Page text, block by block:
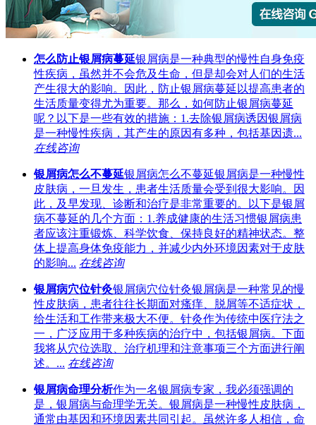
怎么防止银屑病蔓延银屑病是一种典型的慢性自身免疫
性疾病，虽然并不会危及生命，但是却会对人们的生活
产生很大的影响。因此，防止银屑病蔓延以提高患者的
生活质量变得尤为重要。那么，如何防止银屑病蔓延
呢？以下是一些有效的措施：1.去除银屑病诱因银屑病
是一种慢性疾病，其产生的原因有多种，包括基因遗...
在线咨询
银屑病怎么不蔓延银屑病怎么不蔓延银屑病是一种慢性
皮肤病，一旦发生，患者生活质量会受到很大影响。因
此，及早发现、诊断和治疗是非常重要的。以下是银屑
病不蔓延的几个方面：1.养成健康的生活习惯银屑病患
者应该注重锻炼、科学饮食、保持良好的精神状态。整
体上提高身体免疫能力，并减少内外环境因素对于皮肤
的影响... 在线咨询
银屑病穴位针灸银屑病穴位针灸银屑病是一种常见的慢
性皮肤病，患者往往长期面对瘙痒、脱屑等不适症状，
给生活和工作带来极大不便。针灸作为传统中医疗法之
一，广泛应用于多种疾病的治疗中，包括银屑病。下面
我将从穴位选取、治疗机理和注意事项三个方面进行阐
述。... 在线咨询
银屑病命理分析作为一名银屑病专家，我必须强调的
是，银屑病与命理学无关。银屑病是一种慢性皮肤病，
通常由基因和环境因素共同引起。虽然许多人相信，命